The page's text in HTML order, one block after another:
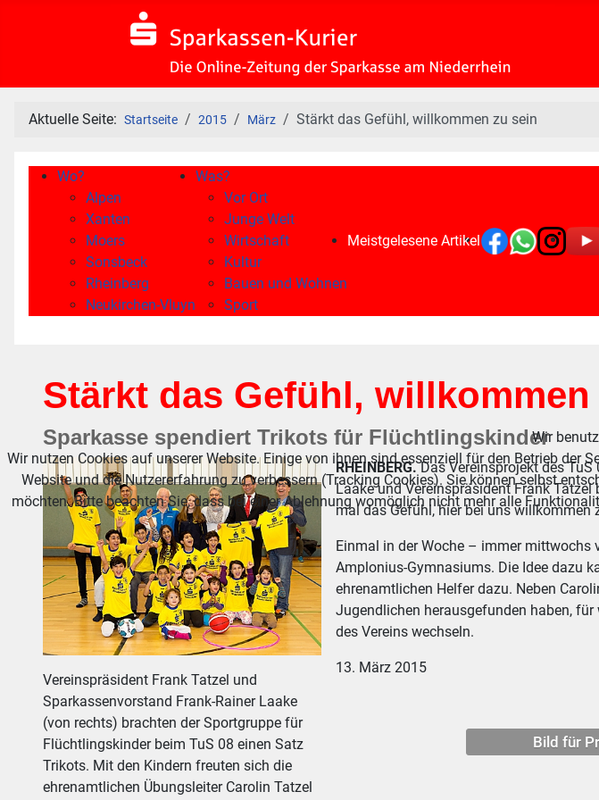
Aktuelle Seite: Startseite 2015 März Stärkt das Gefühl, willkommen zu sein
Wo?
Alpen
Xanten
Moers
Sonsbeck
Rheinberg
Neukirchen-Vluyn
Was?
Vor Ort
Junge Welt
Wirtschaft
Kultur
Bauen und Wohnen
Sport
Meistgelesene Artikel
Stärkt das Gefühl, willkommen
Sparkasse spendiert Trikots für Flüchtlingskinder
Vereinspräsident Frank Tatzel und
Sparkassenvorstand Frank-Rainer Laake
(von rechts) brachten der Sportgruppe für
Flüchtlingskinder beim TuS 08 einen Satz
Trikots. Mit den Kindern freuten sich die
ehrenamtlichen Übungsleiter Carolin Tatzel
RHEINBERG.Das Vereinsprojekt des TuS
Laake und Vereinspräsident Frank
mal das Gefühl, hier bei uns willkommen
Einmal in der Woche – immer mittwochs
Amplonius-Gymnasiums. Die Idee dazu
ehrenamtlichen Helfer dazu. Neben
Jugendlichen herausgefunden haben,
des Vereins wechseln.
13. März 2015
Bild für
Wir
Wir nutzen Cookies auf unserer Website. Einige von ihnen sind essenziell für den Betrieb der
Website und die Nutzererfahrung zu verbessern (Tracking Cookies). Sie können selbst
möchten. Bitte beachten Sie, dass bei einer Ablehnung womöglich nicht mehr alle